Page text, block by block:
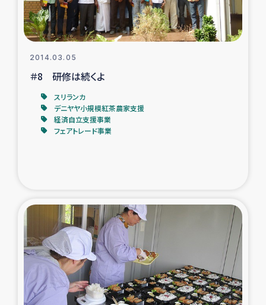
シリア国内避難民・帰還民の生活再建支援
トルコにおけるシリア難民支援事業
インドネシア中部 スラウェシの地震・津波被災者支援
スリランカ ムライティブ県帰還民の生活再建支援
スリランカ ジャフナ県干物事業
スリランカの南北女性をつなぐサリー・リサイクル・プロ
ジェクト
復興支援事業
2014.03.05
＃8 研修は続くよ
スリランカ
デニヤヤ小規模紅茶農家支援
経済自立支援事業
フェアトレード事業